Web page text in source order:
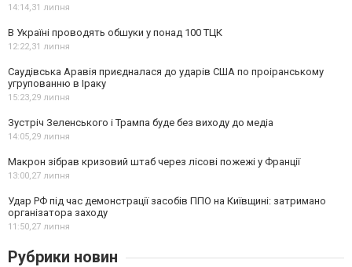
14:14,31 липня
В Україні проводять обшуки у понад 100 ТЦК
12:22,31 липня
Саудівська Аравія приєдналася до ударів США по проіранському
угрупованню в Іраку
15:23,29 липня
Зустріч Зеленського і Трампа буде без виходу до медіа
14:05,29 липня
Макрон зібрав кризовий штаб через лісові пожежі у Франції
13:00,27 липня
Удар РФ під час демонстрації засобів ППО на Київщині: затримано
організатора заходу
11:50,27 липня
Рубрики новин